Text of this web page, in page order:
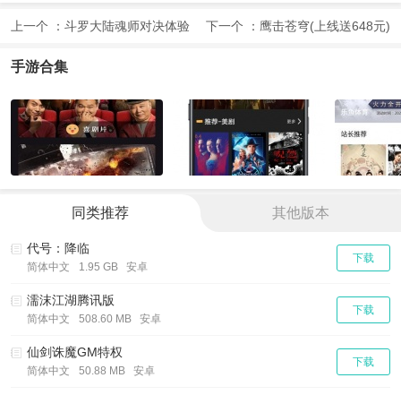
上一个 ： 斗罗大陆魂师对决体验
下一个 ： 鹰击苍穹(上线送648元)
手游合集
同类推荐 其他版本
代号：降临
简体中文 1.95 GB 安卓
下载
濡沫江湖腾讯版
简体中文 508.60 MB 安卓
下载
仙剑诛魔GM特权
简体中文 50.88 MB 安卓
下载